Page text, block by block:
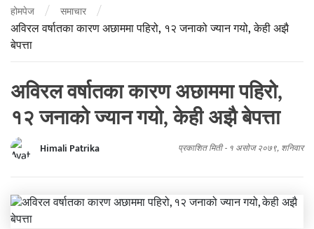
होमपेज / समाचार /
अविरल वर्षातका कारण अछाममा पहिरो, १२ जनाको ज्यान गयो, केही अझै
बेपत्ता
अविरल वर्षातका कारण अछाममा पहिरो,
१२ जनाको ज्यान गयो, केही अझै बेपत्ता
Himali Patrika प्रकाशित मिती - १ असोज २०७९, शनिवार